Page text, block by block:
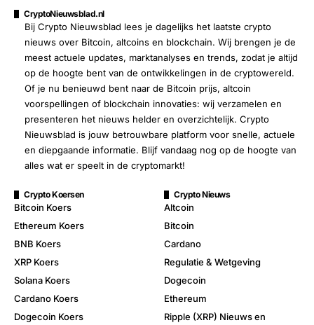
CryptoNieuwsblad.nl
Bij Crypto Nieuwsblad lees je dagelijks het laatste crypto
nieuws over Bitcoin, altcoins en blockchain. Wij brengen je de
meest actuele updates, marktanalyses en trends, zodat je altijd
op de hoogte bent van de ontwikkelingen in de cryptowereld.
Of je nu benieuwd bent naar de Bitcoin prijs, altcoin
voorspellingen of blockchain innovaties: wij verzamelen en
presenteren het nieuws helder en overzichtelijk. Crypto
Nieuwsblad is jouw betrouwbare platform voor snelle, actuele
en diepgaande informatie. Blijf vandaag nog op de hoogte van
alles wat er speelt in de cryptomarkt!
Crypto Koersen
Bitcoin Koers
Ethereum Koers
BNB Koers
XRP Koers
Solana Koers
Cardano Koers
Dogecoin Koers
Crypto Nieuws
Altcoin
Bitcoin
Cardano
Regulatie & Wetgeving
Dogecoin
Ethereum
Ripple (XRP) Nieuws en